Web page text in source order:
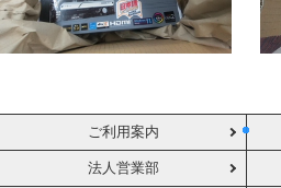
ご利用案内
法人営業部